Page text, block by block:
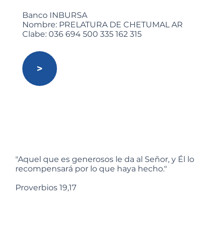
Banco INBURSA
Nombre: PRELATURA DE CHETUMAL AR
Clabe: 036 694 500 335 162 315
>
"Aquel que es generosos le da al Señor, y Él lo
recompensará por lo que haya hecho."
Proverbios 19,17